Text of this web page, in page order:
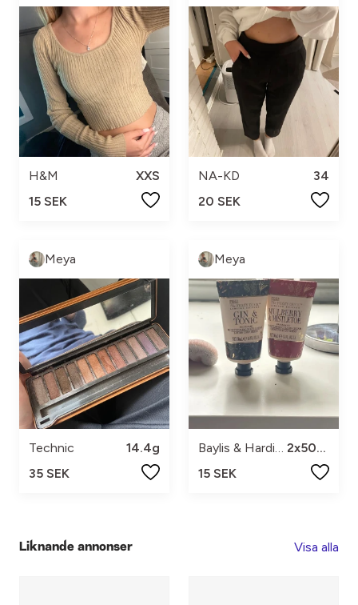
H&M
XXS
15 SEK
NA-KD
34
20 SEK
Meya
Technic
14.4g
35 SEK
Meya
Baylis & Harding
2x50ml
15 SEK
Liknande annonser Visa alla